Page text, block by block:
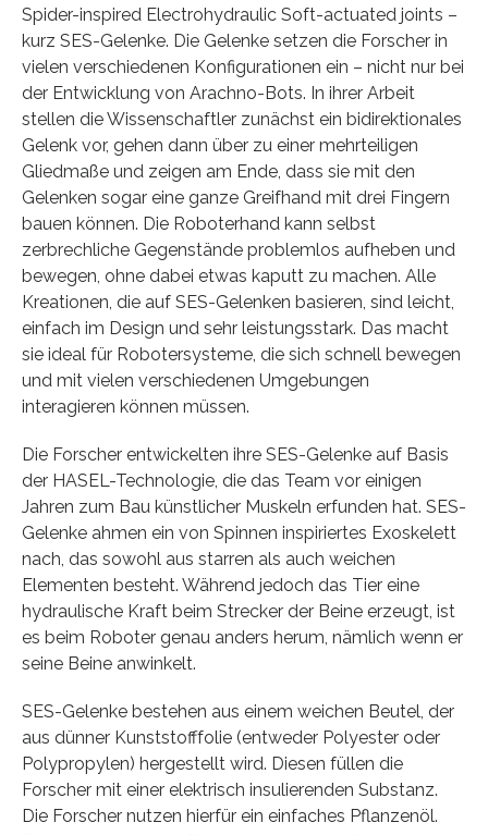
Spider-inspired Electrohydraulic Soft-actuated joints –
kurz SES-Gelenke. Die Gelenke setzen die Forscher in
vielen verschiedenen Konfigurationen ein – nicht nur bei
der Entwicklung von Arachno-Bots. In ihrer Arbeit
stellen die Wissenschaftler zunächst ein bidirektionales
Gelenk vor, gehen dann über zu einer mehrteiligen
Gliedmaße und zeigen am Ende, dass sie mit den
Gelenken sogar eine ganze Greifhand mit drei Fingern
bauen können. Die Roboterhand kann selbst
zerbrechliche Gegenstände problemlos aufheben und
bewegen, ohne dabei etwas kaputt zu machen. Alle
Kreationen, die auf SES-Gelenken basieren, sind leicht,
einfach im Design und sehr leistungsstark. Das macht
sie ideal für Robotersysteme, die sich schnell bewegen
und mit vielen verschiedenen Umgebungen
interagieren können müssen.
Die Forscher entwickelten ihre SES-Gelenke auf Basis
der HASEL-Technologie, die das Team vor einigen
Jahren zum Bau künstlicher Muskeln erfunden hat. SES-
Gelenke ahmen ein von Spinnen inspiriertes Exoskelett
nach, das sowohl aus starren als auch weichen
Elementen besteht. Während jedoch das Tier eine
hydraulische Kraft beim Strecker der Beine erzeugt, ist
es beim Roboter genau anders herum, nämlich wenn er
seine Beine anwinkelt.
SES-Gelenke bestehen aus einem weichen Beutel, der
aus dünner Kunststofffolie (entweder Polyester oder
Polypropylen) hergestellt wird. Diesen füllen die
Forscher mit einer elektrisch insulierenden Substanz.
Die Forscher nutzen hierfür ein einfaches Pflanzenöl.